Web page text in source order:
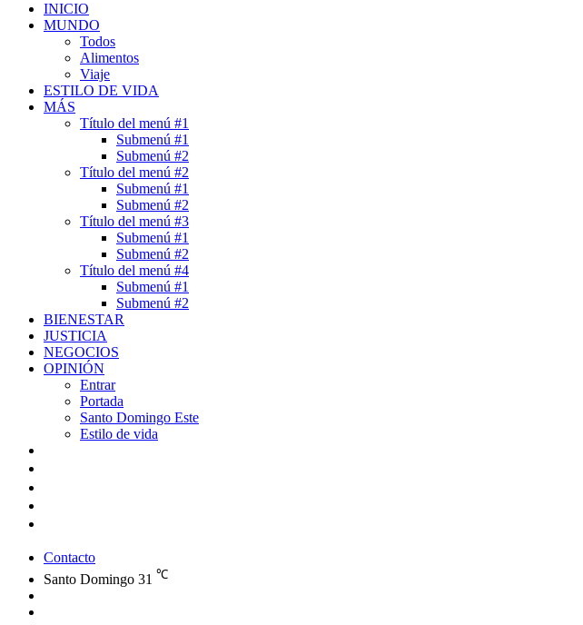
INICIO
MUNDO
Todos
Alimentos
Viaje
ESTILO DE VIDA
MÁS
Título del menú #1
Submenú #1
Submenú #2
Título del menú #2
Submenú #1
Submenú #2
Título del menú #3
Submenú #1
Submenú #2
Título del menú #4
Submenú #1
Submenú #2
BIENESTAR
JUSTICIA
NEGOCIOS
OPINIÓN
Entrar
Portada
Santo Domingo Este
Estilo de vida
Contacto
Santo Domingo 31 ℃